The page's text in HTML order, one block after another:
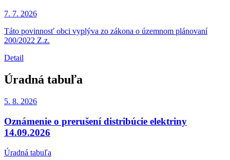
7. 7. 2026
Táto povinnosť obci vyplýva zo zákona o územnom plánovaní
200/2022 Z.z.
Detail
Úradná tabuľa
5. 8. 2026
Oznámenie o prerušení distribúcie elektriny
14.09.2026
Úradná tabuľa